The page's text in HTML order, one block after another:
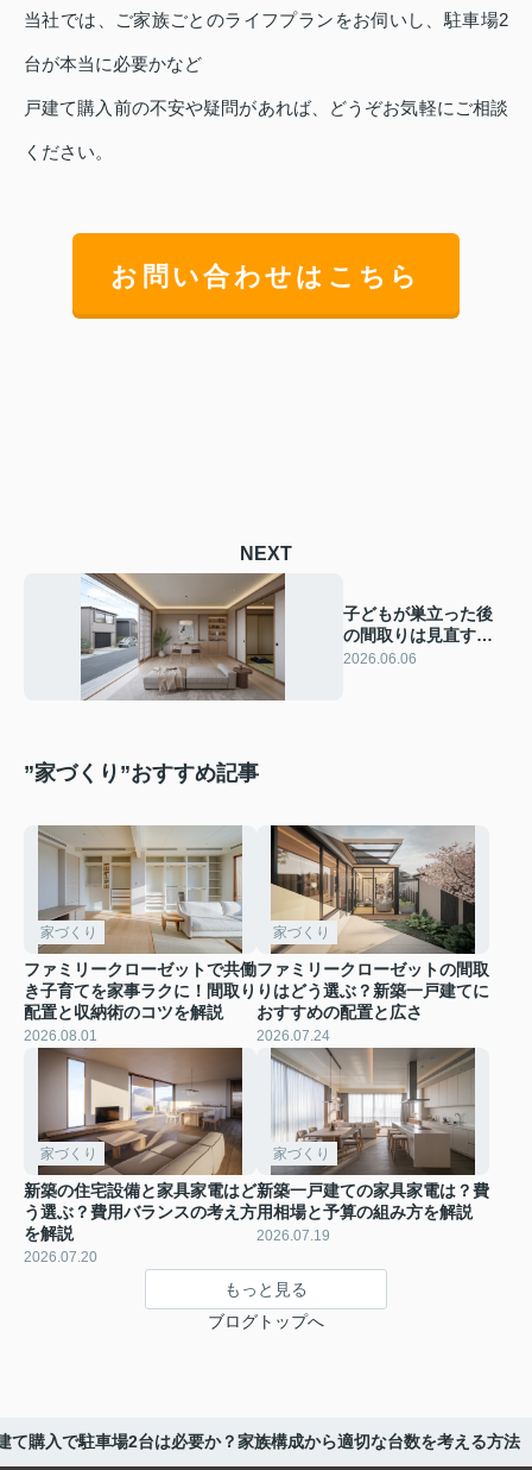
当社では、ご家族ごとのライフプランをお伺いし、駐車場2
台が本当に必要かなど
戸建て購入前の不安や疑問があれば、どうぞお気軽にご相談
ください。
お問い合わせはこちら
NEXT
子どもが巣立った後
の間取りは見直すべ
き？夫婦二人の暮ら
2026.06.06
”家づくり”おすすめ記事
家づくり
ファミリークローゼットで共働
き子育てを家事ラクに！間取り
配置と収納術のコツを解説
2026.08.01
家づくり
ファミリークローゼットの間取
りはどう選ぶ？新築一戸建てに
おすすめの配置と広さ
2026.07.24
家づくり
新築の住宅設備と家具家電はど
う選ぶ？費用バランスの考え方
を解説
2026.07.20
家づくり
新築一戸建ての家具家電は？費
用相場と予算の組み方を解説
2026.07.19
もっと見る
ブログトップへ
て購入で駐車場2台は必要か？家族構成から適切な台数を考える方法